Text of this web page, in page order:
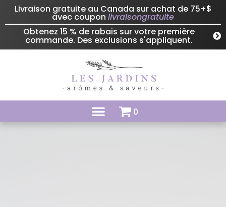
Livraison gratuite au Canada sur achat de 75+$
avec coupon livraisongratuite
Obtenez 15 % de rabais sur votre première
commande. Des exclusions s'appliquent.
0